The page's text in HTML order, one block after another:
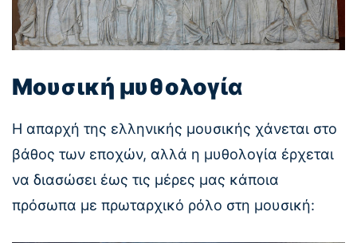
Μουσική μυθολογία
Η απαρχή της ελληνικής μουσικής χάνεται στο
βάθος των εποχών, αλλά η μυθολογία έρχεται
να διασώσει έως τις μέρες μας κάποια
πρόσωπα με πρωταρχικό ρόλο στη μουσική: